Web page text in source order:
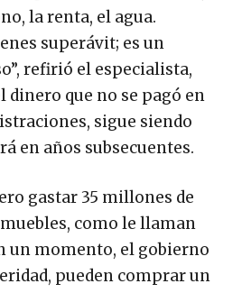
la renta, el agua.
superávit; es un
refirió el especialista,
dinero que no se pagó en
sigue siendo
en años subsecuentes.
gastar 35 millones de
como le llaman
un momento, el gobierno
pueden comprar un